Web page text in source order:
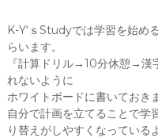
K-Y‘ｓStudyでは学習を始め
らいます。
『計算ドリル→10分休憩→漢
れないように
ホワイトボードに書いておき
自分で計画を立てることで学
り替えがしやすくなっている